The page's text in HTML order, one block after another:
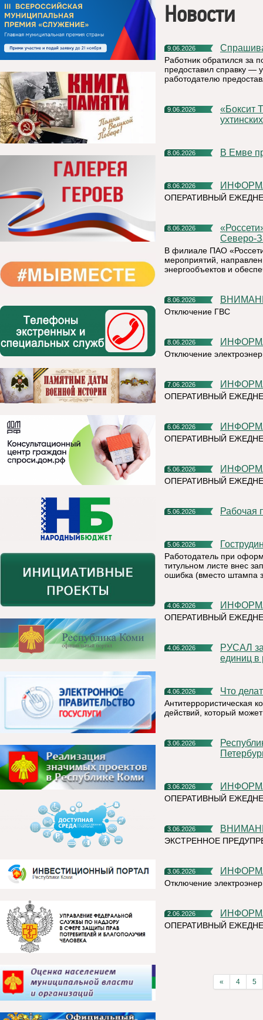
Новости
9.06.2026
Работник обратился за
предоставил справку —
работодателю
9.06.2026
«Боксит Тимана» компании РУСАЛ организовал пленэр для
8.06.2026 В Емве
8.06.2026
ОПЕРАТИВНЫЙ
8.06.2026
«Россети» усилят контроль за магистральными сетями
Северо-
В филиале ПАО
мероприятий,
энергообъектов и
8.06.2026
Отключение ГВС
8.06.2026
Отключение
7.06.2026
ОПЕРАТИВНЫЙ
6.06.2026
ОПЕРАТИВНЫЙ
5.06.2026
ОПЕРАТИВНЫЙ
5.06.2026
5.06.2026
Работодатель при
титульном листе внес
ошибка (вместо штампа
4.06.2026
ОПЕРАТИВНЫЙ
4.06.2026
РУСАЛ заключил крупнейшую сделку по продаже углеродных
единиц в
4.06.2026 Что
Антитеррористическая
действий, который
3.06.2026
Республика Коми представит свой потенциал на XXIX
3.06.2026
ОПЕРАТИВНЫЙ
3.06.2026
ЭКСТРЕННОЕ
3.06.2026
Отключение
2.06.2026
ОПЕРАТИВНЫЙ
« 4 5